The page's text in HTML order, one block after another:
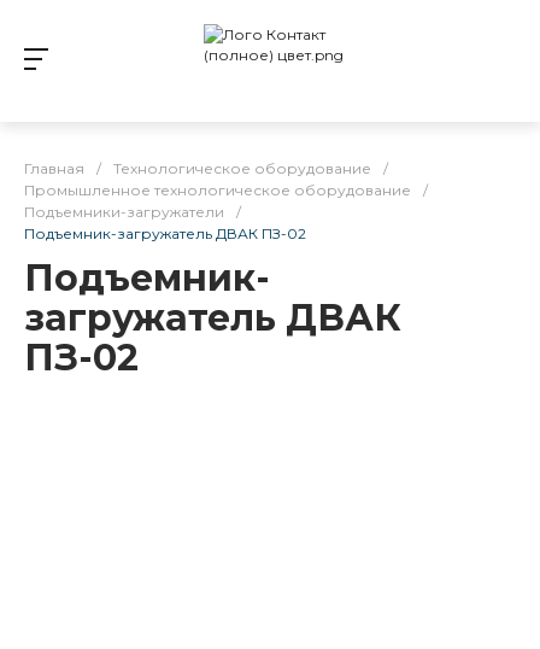
Главная / Технологическое оборудование
/
Промышленное технологическое оборудование
/
Подъемники-загружатели
/
Подъемник-загружатель ДВАК ПЗ-02
Подъемник-
загружатель ДВАК
ПЗ-02